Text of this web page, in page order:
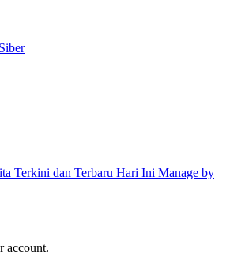
Terkini dan Terbaru Hari Ini Manage by
account.